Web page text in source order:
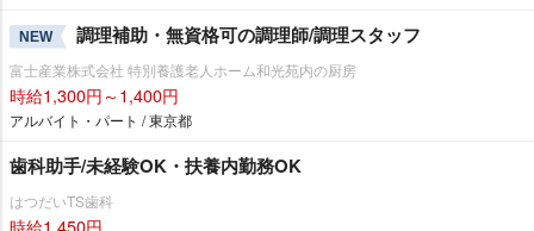
NEW 調理補助・無資格可の調理師/調理スタッフ
富士産業株式会社 特別養護老人ホーム和光苑内の厨房
時給1,300円～1,400円
アルバイト・パート / 東京都
歯科助手/未経験OK・扶養内勤務OK
はつだいTS歯科
時給1,450円